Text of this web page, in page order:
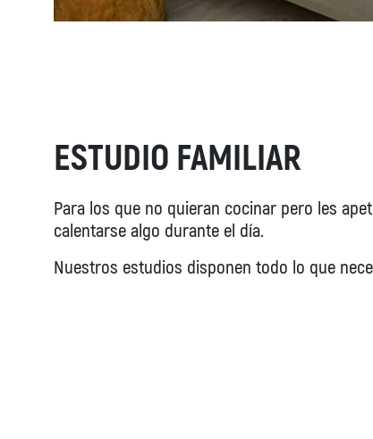
ESTUDIO FAMILIAR
Para los que no quieran cocinar pero les
calentarse algo durante el día.
Nuestros estudios disponen todo lo que